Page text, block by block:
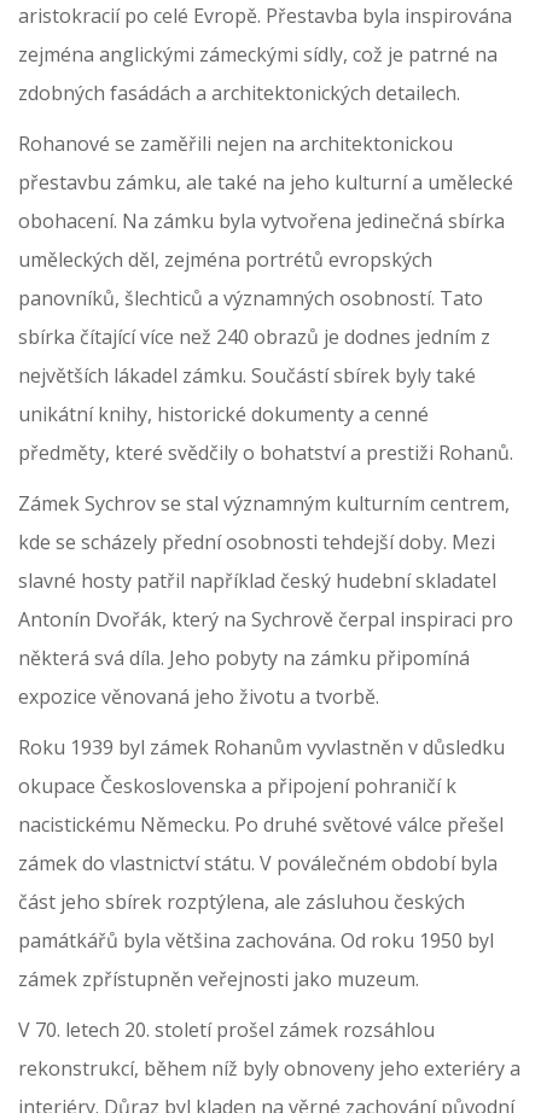
aristokracií po celé Evropě. Přestavba byla inspirována
zejména anglickými zámeckými sídly, což je patrné na
zdobných fasádách a architektonických detailech.
Rohanové se zaměřili nejen na architektonickou
přestavbu zámku, ale také na jeho kulturní a umělecké
obohacení. Na zámku byla vytvořena jedinečná sbírka
uměleckých děl, zejména portrétů evropských
panovníků, šlechticů a významných osobností. Tato
sbírka čítající více než 240 obrazů je dodnes jedním z
největších lákadel zámku. Součástí sbírek byly také
unikátní knihy, historické dokumenty a cenné
předměty, které svědčily o bohatství a prestiži Rohanů.
Zámek Sychrov se stal významným kulturním centrem,
kde se scházely přední osobnosti tehdejší doby. Mezi
slavné hosty patřil například český hudební skladatel
Antonín Dvořák, který na Sychrově čerpal inspiraci pro
některá svá díla. Jeho pobyty na zámku připomíná
expozice věnovaná jeho životu a tvorbě.
Roku 1939 byl zámek Rohanům vyvlastněn v důsledku
okupace Československa a připojení pohraničí k
nacistickému Německu. Po druhé světové válce přešel
zámek do vlastnictví státu. V poválečném období byla
část jeho sbírek rozptýlena, ale zásluhou českých
památkářů byla většina zachována. Od roku 1950 byl
zámek zpřístupněn veřejnosti jako muzeum.
V 70. letech 20. století prošel zámek rozsáhlou
rekonstrukcí, během níž byly obnoveny jeho exteriéry a
interiéry. Důraz byl kladen na věrné zachování původní